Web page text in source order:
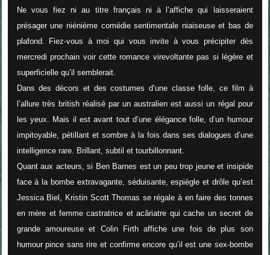
Ne vous fiez ni au titre français ni à l’affiche qui laisseraient
présager une niénième comédie sentimentale niaiseuse et bas de
plafond. Fiez-vous à moi qui vous invite à vous précipiter dès
mercredi prochain voir cette romance virevoltante pas si légère et
superficielle qu’il semblerait.
Dans des décors et des costumes d’une classe folle, ce film à
l’allure très british réalisé par un australien est aussi un régal pour
les yeux. Mais il est avant tout d’une élégance folle, d’un humour
impitoyable, pétillant et sombre à la fois dans ses dialogues d’une
intelligence rare. Brillant, subtil et tourbillonnant.
Quant aux acteurs, si Ben Barnes est un peu trop jeune et insipide
face à la bombe extravagante, séduisante, espiègle et drôle qu’est
Jessica Biel, Kristin Scott Thomas se régale à en faire des tonnes
en mère et femme castratrice et acâriatre qui cache un secret de
grande amoureuse et Colin Firth affiche une fois de plus son
humour pince sans rire et confirme encore qu’il est une sex-bombe